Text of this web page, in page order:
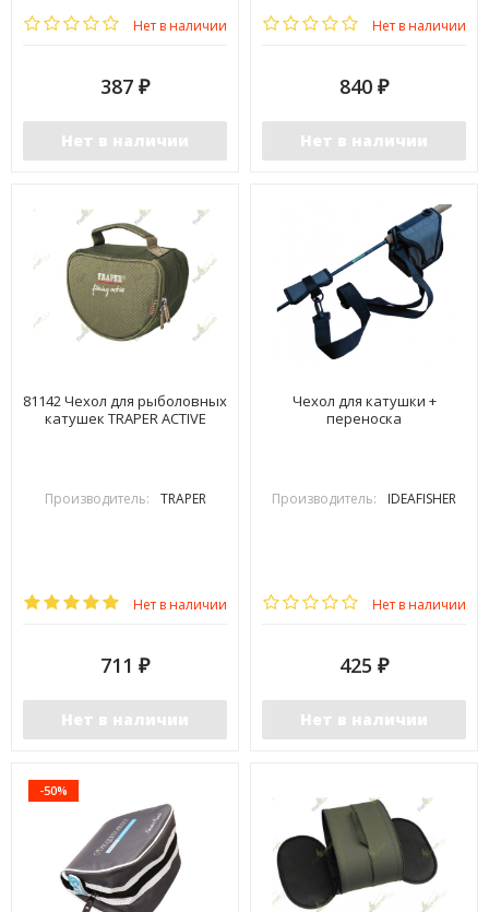
Нет в наличии
387 ₽
Нет в наличии
Нет в наличии
840 ₽
Нет в наличии
81142 Чехол для рыболовных
катушек TRAPER ACTIVE
Производитель: TRAPER
Нет в наличии
711 ₽
Нет в наличии
Чехол для катушки +
переноска
Производитель: IDEAFISHER
Нет в наличии
425 ₽
Нет в наличии
-50%